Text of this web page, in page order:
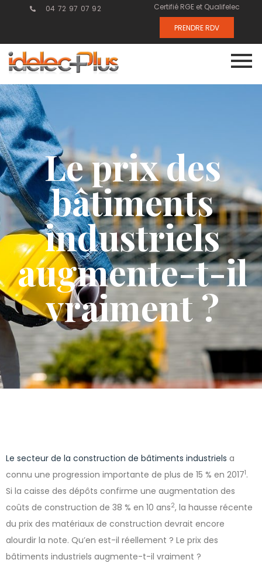
04 72 97 07 92 Certifié RGE et Qualifelec
PRENDRE RDV
Le prix des
bâtiments
industriels
augmente-t-il
vraiment ?
Le secteur de la construction de bâtiments industriels a
connu une progression importante de plus de 15 % en 20171.
Si la caisse des dépôts confirme une augmentation des
coûts de construction de 38 % en 10 ans2, la hausse récente
du prix des matériaux de construction devrait encore
alourdir la note. Qu’en est-il réellement ? Le prix des
bâtiments industriels augmente-t-il vraiment ?